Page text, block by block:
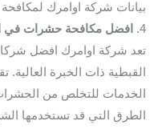
بيانات شركة اوامرك
4.
افضل مكافحة حشرات في
تعد شركة اوامرك افضل
القبطية ذات الخبرة
الخدمات للتخلص من
الطرق التي قد تستخدمها